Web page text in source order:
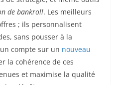
de bankroll. Les meilleurs
; ils personnalisent
sans pousser à la
compte sur un nouveau
la cohérence de ces
et maximise la qualité